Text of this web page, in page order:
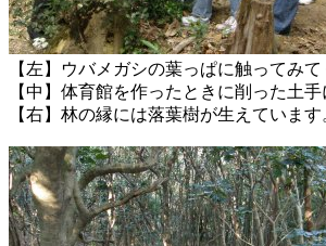
【左】ウバメガシの葉っぱに触ってみて
【中】体育館を作ったときに削った土
【右】林の縁には落葉樹が生えています